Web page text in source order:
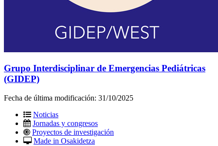
Grupo Interdisciplinar de Emergencias Pediátricas
(GIDEP)
Fecha de última modificación: 31/10/2025
Noticias
Jornadas y congresos
Proyectos de investigación
Made in Osakidetza